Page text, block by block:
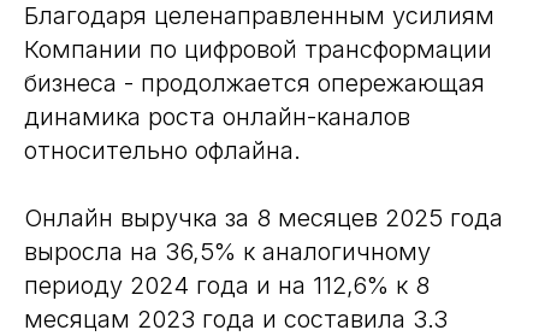
Благодаря целенаправленным усилиям
Компании по цифровой трансформации
бизнеса - продолжается опережающая
динамика роста онлайн-каналов
относительно офлайна.
Онлайн выручка за 8 месяцев 2025 года
выросла на 36,5% к аналогичному
периоду 2024 года и на 112,6% к 8
месяцам 2023 года и составила 3.3